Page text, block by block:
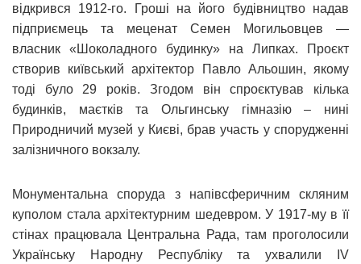
відкрився 1912-го. Гроші на його будівництво надав
підприємець та меценат Семен Могильовцев —
власник «Шоколадного будинку» на Липках. Проєкт
створив київський архітектор Павло Альошин, якому
тоді було 29 років. Згодом він спроєктував кілька
будинків, маєтків та Ольгинську гімназію – нині
Природничий музей у Києві, брав участь у спорудженні
залізничного вокзалу.
Монументальна споруда з напівсферичним скляним
куполом стала архітектурним шедевром. У 1917-му в її
стінах працювала Центральна Рада, там проголосили
Українську Народну Республіку та ухвалили IV